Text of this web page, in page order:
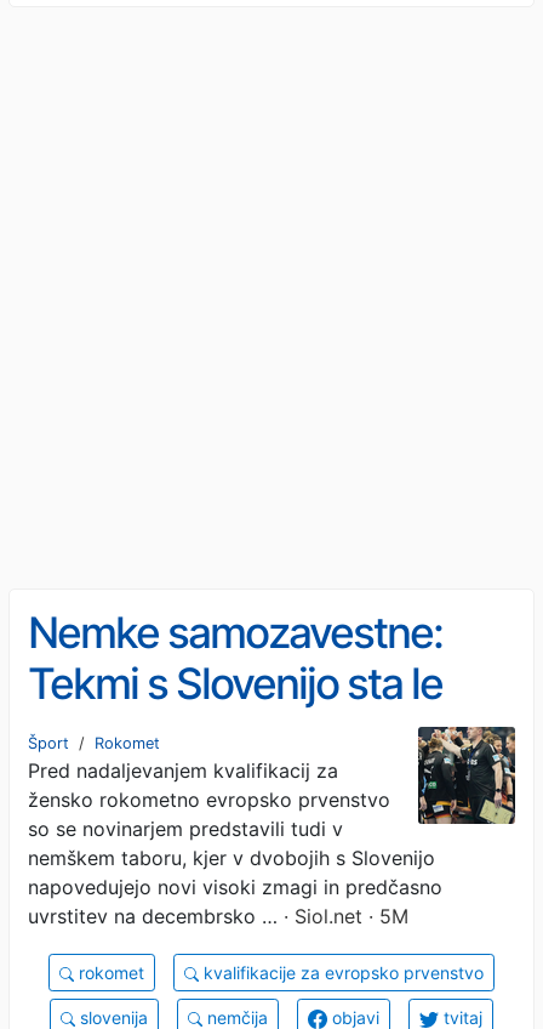
Nemke samozavestne:
Tekmi s Slovenijo sta le
formalnost
Šport / Rokomet
Pred nadaljevanjem kvalifikacij za
žensko rokometno evropsko prvenstvo
so se novinarjem predstavili tudi v
nemškem taboru, kjer v dvobojih s Slovenijo
napovedujejo novi visoki zmagi in predčasno
uvrstitev na decembrsko … · Siol.net · 5M
rokomet kvalifikacije za evropsko prvenstvo
slovenija nemčija objavi tvitaj